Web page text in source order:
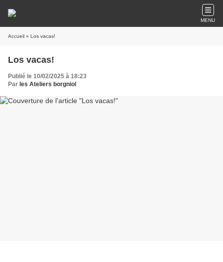
MENU
Accueil » Los vacas!
Los vacas!
Publié le 10/02/2025 à 18:23
Par les Ateliers borgniol